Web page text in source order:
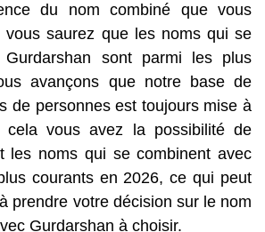
du nom combiné que vous
vous saurez que les noms qui se
Gurdarshan sont parmi les plus
avançons que notre base de
de personnes est toujours mise à
vous avez la possibilité de
les noms qui se combinent avec
courants en 2026, ce qui peut
prendre votre décision sur le nom
Gurdarshan à choisir.